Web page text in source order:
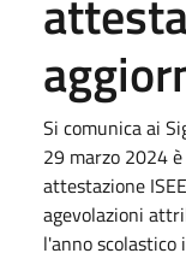
Si comunica ai
29 marzo 2024
attestazione
agevolazioni
l'anno scolastico